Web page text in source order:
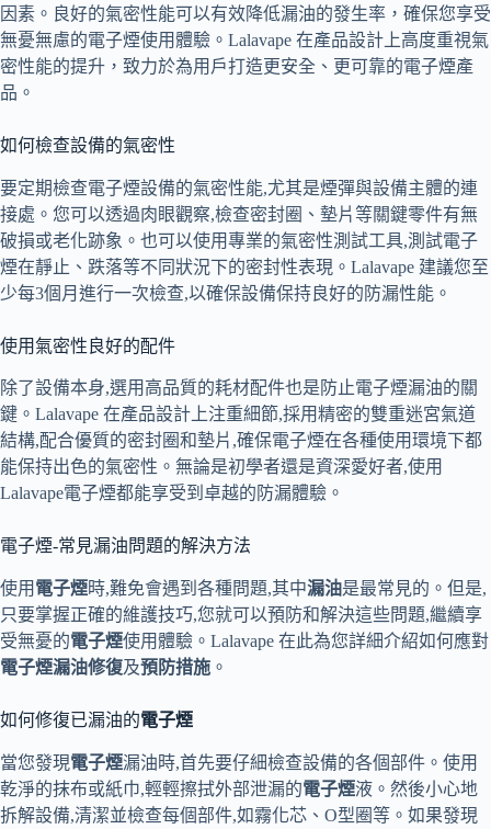
因素。良好的氣密性能可以有效降低漏油的發生率，確保您享受
無憂無慮的電子煙使用體驗。Lalavape 在產品設計上高度重視氣
密性能的提升，致力於為用戶打造更安全、更可靠的電子煙產
品。
如何檢查設備的氣密性
要定期檢查電子煙設備的氣密性能,尤其是煙彈與設備主體的連
接處。您可以透過肉眼觀察,檢查密封圈、墊片等關鍵零件有無
破損或老化跡象。也可以使用專業的氣密性測試工具,測試電子
煙在靜止、跌落等不同狀況下的密封性表現。Lalavape 建議您至
少每3個月進行一次檢查,以確保設備保持良好的防漏性能。
使用氣密性良好的配件
除了設備本身,選用高品質的耗材配件也是防止電子煙漏油的關
鍵。Lalavape 在產品設計上注重細節,採用精密的雙重迷宮氣道
結構,配合優質的密封圈和墊片,確保電子煙在各種使用環境下都
能保持出色的氣密性。無論是初學者還是資深愛好者,使用
Lalavape電子煙都能享受到卓越的防漏體驗。
電子煙-常見漏油問題的解決方法
使用 電子煙時,難免會遇到各種問題,其中漏油是最常見的。但是,
只要掌握正確的維護技巧,您就可以預防和解決這些問題,繼續享
受無憂的電子煙使用體驗。Lalavape 在此為您詳細介紹如何應對
電子煙漏油修復及預防措施 。
如何修復已漏油的電子煙
當您發現電子煙漏油時,首先要仔細檢查設備的各個部件。使用
乾淨的抹布或紙巾,輕輕擦拭外部泄漏的電子煙液。然後小心地
拆解設備,清潔並檢查每個部件,如霧化芯、O型圈等。如果發現